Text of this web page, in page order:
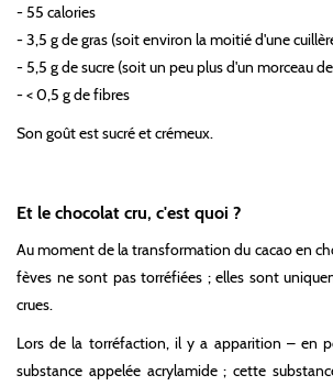
- 55 calories
- 3,5 g de gras (soit environ la moitié d'une
- 5,5 g de sucre (soit un peu plus d'un morceau
- < 0,5 g de fibres
Son goût est sucré et crémeux.
Et le chocolat cru, c'est quoi ?
Au moment de la transformation du cacao en
fèves ne sont pas torréfiées ; elles sont
crues.
Lors de la torréfaction, il y a apparition – en
substance appelée acrylamide ; cette